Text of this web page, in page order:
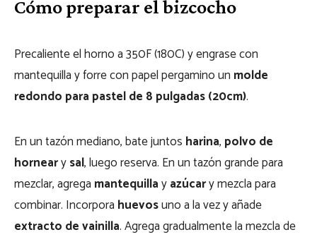
Cómo preparar el bizcocho
Precaliente el horno a 350F (180C) y engrase con
mantequilla y forre con papel pergamino un molde
redondo para pastel de 8 pulgadas (20cm).
En un tazón mediano, bate juntos harina, polvo de
hornearysal, luego reserva. En un tazón grande para
mezclar, agrega mantequillayazúcary mezcla para
combinar. Incorpora huevosuno a la vez y añade
extracto de vainilla. Agrega gradualmente la mezcla de